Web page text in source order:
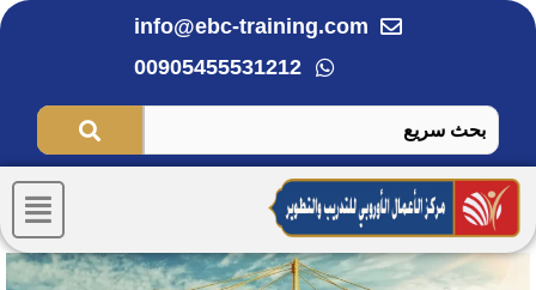
تخطي
info@ebc-training.com
00905455531212